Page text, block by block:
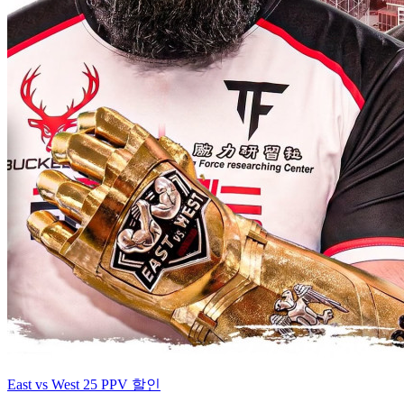
East vs West 25 PPV 할인